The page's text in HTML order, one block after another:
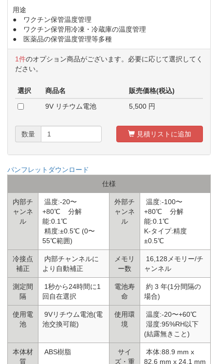
用途
● ワクチン保管温度管理
● ワクチン保管用冷凍・冷蔵庫の温度管理
● 医薬品の保管温度管理等多種
1件のオプション商品がございます。必要に応じて選択してく
ださい。
選択 商品名
販売価格(税込)
9V リチウム電池
5,500 円
数量 見積リストに追加
パンフレットダウンロード
仕様
内部チ
ャンネ
ル
温度:-20〜
+80℃ 分解
能:0.1℃
精度:±0.5℃ (0〜
55℃範囲)
外部チ
ャンネ
ル
温度:-100〜
+80℃ 分解
能:0.1℃
K-タイプ:精度
±0.5℃
冷接点
補正
内部チャンネルに
より自動補正
メモリ
ー数
16,128メモリー/チ
ャンネル
測定間
隔
1秒から24時間に1
回自在選択
電池寿
命
約 3 年(1分間隔の
場合)
使用電
池
9Vリチウム電池(電
池交換可能)
使用環
境
温度:-20〜+60℃
湿度:95%RH以下
(結露無きこと)
本体材
質
ABS樹脂
サイ
ズ・重
本体:88.9 mm x
82.6 mm x 24.1 mm